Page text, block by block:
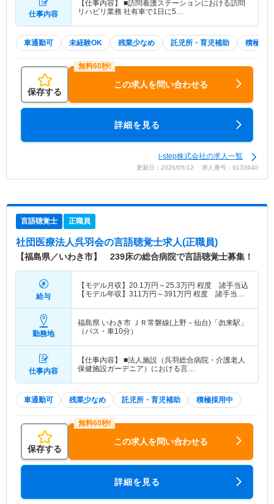
仕事内容
【仕事内容】 ■訪問看護ステーションにおける訪問
リハビリ業務 社有車で1日に5…
車通勤可 未経験OK 残業少なめ 託児所・育児補助 積極採
保存する
この求人を問い合わせる
詳細を見る
i-step株式会社の求人一覧
更新日：2026/05/12 求人番号：9133940
言語聴覚士 正職員
社団医療法人呉羽会の言語聴覚士求人(正職員)
【福島県／いわき市】 239床の総合病院で言語聴覚士募集！
給与
【モデル月収】 20.1万円～25.3万円 程度 諸手当込
【モデル年収】 311万円～391万円 程度 諸手当・
勤務地
福島県 いわき市 ＪＲ常磐線(上野－仙台)「勿来駅」
（バス・車10分）
仕事内容
【仕事内容】 ■法人施設（呉羽総合病院・介護老人
保健施設ガーデニア）における言…
車通勤可 残業少なめ 託児所・育児補助 積極採用中
保存する
この求人を問い合わせる
詳細を見る